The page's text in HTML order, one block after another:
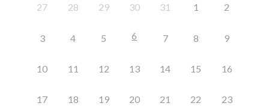
27 28 29 30 31 1 2
3 4 5 6 7 8 9
10 11 12 13 14 15 16
17 18 19 20 21 22 23